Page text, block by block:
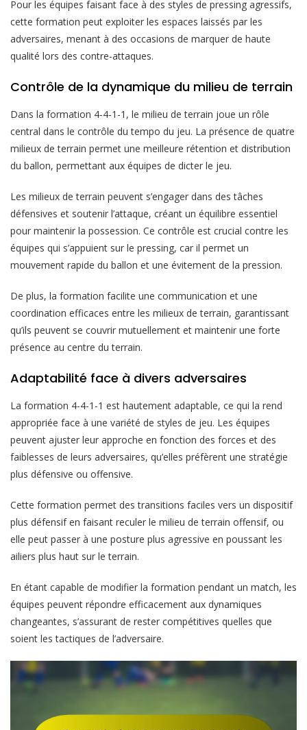
Pour les équipes faisant face à des styles de pressing agressifs,
cette formation peut exploiter les espaces laissés par les
adversaires, menant à des occasions de marquer de haute
qualité lors des contre-attaques.
Contrôle de la dynamique du milieu de terrain
Dans la formation 4-4-1-1, le milieu de terrain joue un rôle
central dans le contrôle du tempo du jeu. La présence de quatre
milieux de terrain permet une meilleure rétention et distribution
du ballon, permettant aux équipes de dicter le jeu.
Les milieux de terrain peuvent s’engager dans des tâches
défensives et soutenir l’attaque, créant un équilibre essentiel
pour maintenir la possession. Ce contrôle est crucial contre les
équipes qui s’appuient sur le pressing, car il permet un
mouvement rapide du ballon et une évitement de la pression.
De plus, la formation facilite une communication et une
coordination efficaces entre les milieux de terrain, garantissant
qu’ils peuvent se couvrir mutuellement et maintenir une forte
présence au centre du terrain.
Adaptabilité face à divers adversaires
La formation 4-4-1-1 est hautement adaptable, ce qui la rend
appropriée face à une variété de styles de jeu. Les équipes
peuvent ajuster leur approche en fonction des forces et des
faiblesses de leurs adversaires, qu’elles préfèrent une stratégie
plus défensive ou offensive.
Cette formation permet des transitions faciles vers un dispositif
plus défensif en faisant reculer le milieu de terrain offensif, ou
elle peut passer à une posture plus agressive en poussant les
ailiers plus haut sur le terrain.
En étant capable de modifier la formation pendant un match, les
équipes peuvent répondre efficacement aux dynamiques
changeantes, s’assurant de rester compétitives quelles que
soient les tactiques de l’adversaire.